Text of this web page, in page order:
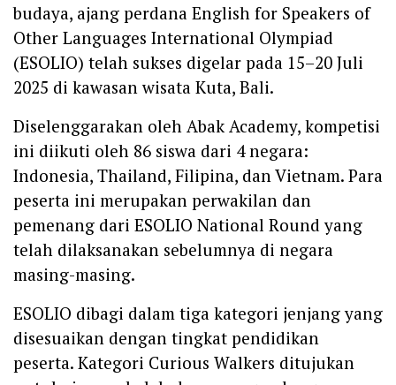
budaya, ajang perdana English for Speakers of
Other Languages International Olympiad
(ESOLIO) telah sukses digelar pada 15–20 Juli
2025 di kawasan wisata Kuta, Bali.
Diselenggarakan oleh Abak Academy, kompetisi
ini diikuti oleh 86 siswa dari 4 negara:
Indonesia, Thailand, Filipina, dan Vietnam. Para
peserta ini merupakan perwakilan dan
pemenang dari ESOLIO National Round yang
telah dilaksanakan sebelumnya di negara
masing-masing.
ESOLIO dibagi dalam tiga kategori jenjang yang
disesuaikan dengan tingkat pendidikan
peserta. Kategori Curious Walkers ditujukan